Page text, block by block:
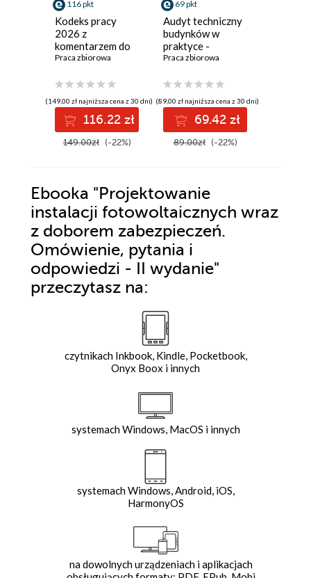
116 pkt
Kodeks pracy
2026 z
komentarzem do
zmian i
przykładami
Praca zbiorowa
(149,00 zł najniższa cena z 30 dni)
116.22 zł
149.00zł (-22%)
69 pkt
Audyt techniczny
budynków w
praktyce -
diagnoza, ocena,
Praca zbiorowa
(89,00 zł najniższa cena z 30 dni)
69.42 zł
89.00zł (-22%)
Ebooka "Projektowanie
instalacji fotowoltaicznych wraz
z doborem zabezpieczeń.
Omówienie, pytania i
odpowiedzi - II wydanie"
przeczytasz na:
czytnikach Inkbook, Kindle, Pocketbook,
Onyx Boox i innych
systemach Windows, MacOS i innych
systemach Windows, Android, iOS,
HarmonyOS
na dowolnych urządzeniach i aplikacjach